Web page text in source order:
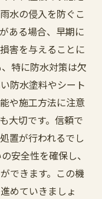
水の侵入を防ぐこ
ある場合、早期に
害を与えることに
特に防水対策は欠
防水塗料やシート
や施工方法に注意
大切です。信頼で
置が行われるでし
安全性を確保し、
できます。この機
めていきましょ